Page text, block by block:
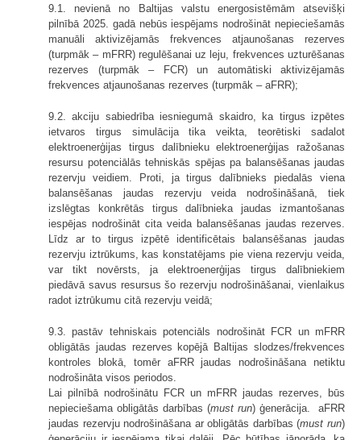
9.1. nevienā no Baltijas valstu energosistēmām atsevišķi
pilnībā 2025. gadā nebūs iespējams nodrošināt nepieciešamās
manuāli aktivizējamās frekvences atjaunošanas rezerves
(turpmāk – mFRR) regulēšanai uz leju, frekvences uzturēšanas
rezerves (turpmāk – FCR) un automātiski aktivizējamās
frekvences atjaunošanas rezerves (turpmāk – aFRR);
9.2. akciju sabiedrība iesniegumā skaidro, ka tirgus izpētes
ietvaros tirgus simulācija tika veikta, teorētiski sadalot
elektroenerģijas tirgus dalībnieku elektroenerģijas ražošanas
resursu potenciālās tehniskās spējas pa balansēšanas jaudas
rezervju veidiem. Proti, ja tirgus dalībnieks piedalās viena
balansēšanas jaudas rezervju veida nodrošināšanā, tiek
izslēgtas konkrētās tirgus dalībnieka jaudas izmantošanas
iespējas nodrošināt cita veida balansēšanas jaudas rezerves.
Līdz ar to tirgus izpētē identificētais balansēšanas jaudas
rezervju iztrūkums, kas konstatējams pie viena rezervju veida,
var tikt novērsts, ja elektroenerģijas tirgus dalībniekiem
piedāvā savus resursus šo rezervju nodrošināšanai, vienlaikus
radot iztrūkumu citā rezervju veidā;
9.3. pastāv tehniskais potenciāls nodrošināt FCR un mFRR
obligātās jaudas rezerves kopējā Baltijas slodzes/frekvences
kontroles blokā, tomēr aFRR jaudas nodrošināšana netiktu
nodrošināta visos periodos.
Lai pilnībā nodrošinātu FCR un mFRR jaudas rezerves, būs
nepieciešama obligātās darbības (must run) ģenerācija. aFRR
jaudas rezervju nodrošināšana ar obligātās darbības (must run)